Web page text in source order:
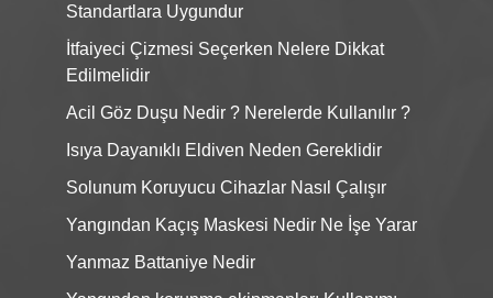
Standartlara Uygundur
İtfaiyeci Çizmesi Seçerken Nelere Dikkat
Edilmelidir
Acil Göz Duşu Nedir ? Nerelerde Kullanılır ?
Isıya Dayanıklı Eldiven Neden Gereklidir
Solunum Koruyucu Cihazlar Nasıl Çalışır
Yangından Kaçış Maskesi Nedir Ne İşe Yarar
Yanmaz Battaniye Nedir